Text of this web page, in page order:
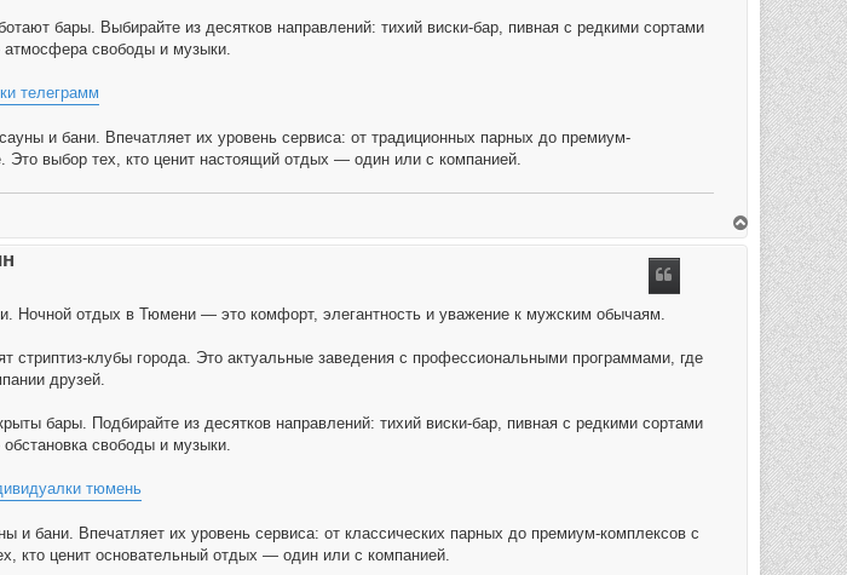
бары. Выбирайте из десятков направлений: тихий виски-бар, пивная с редкими сортами
свободы и музыки.
телеграмм
и бани. Впечатляет их уровень сервиса: от традиционных парных до премиум-
Это выбор тех, кто ценит настоящий отдых — один или с компанией.
O
m
Ночной отдых в Тюмени — это комфорт, элегантность и уважение к мужским обычаям.
стриптиз-клубы города. Это актуальные заведения с профессиональными программами, где
друзей.
бары. Подбирайте из десятков направлений: тихий виски-бар, пивная с редкими сортами
свободы и музыки.
тюмень
и бани. Впечатляет их уровень сервиса: от классических парных до премиум-комплексов с
кто ценит основательный отдых — один или с компанией.